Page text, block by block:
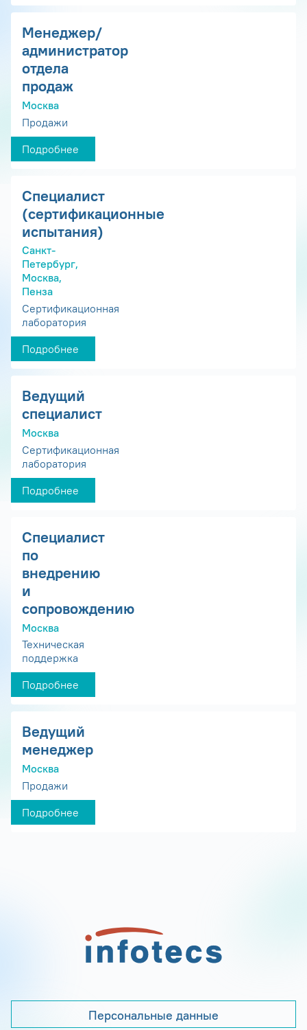
Менеджер/
администратор
отдела
продаж
Москва
Продажи
Подробнее
Специалист
(сертификационные
испытания)
Санкт-
Петербург,
Москва,
Пенза
Сертификационная
лаборатория
Подробнее
Ведущий
специалист
Москва
Сертификационная
лаборатория
Подробнее
Специалист
по
внедрению
и
сопровождению
Москва
Техническая
поддержка
Подробнее
Ведущий
менеджер
Москва
Продажи
Подробнее
Персональные данные